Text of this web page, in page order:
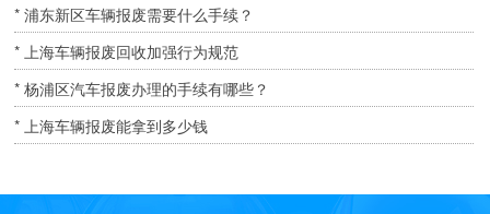
* 浦东新区车辆报废需要什么手续？
* 上海车辆报废回收加强行为规范
* 杨浦区汽车报废办理的手续有哪些？
* 上海车辆报废能拿到多少钱